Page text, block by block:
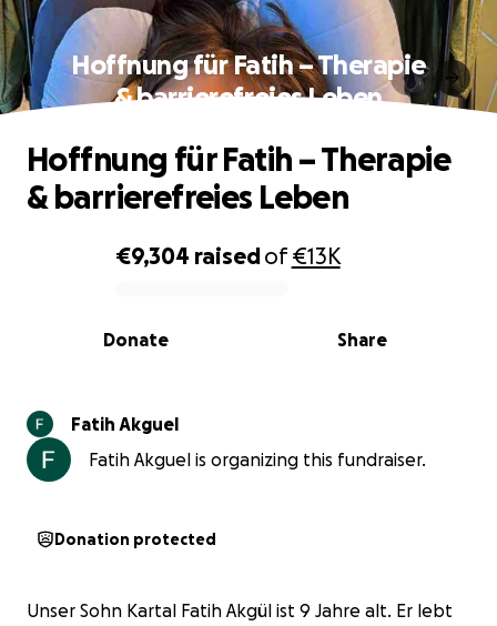
Hoffnung für Fatih – Therapie
& barrierefreies Leben
0% complete
€9,304 raisedof€13K
Share
Donate
Hoffnung für Fatih – Therapie
& barrierefreies Leben
Fatih Akguel
Fatih Akguel is organizing this fundraiser.
Donation protected
Unser Sohn Kartal Fatih Akgül ist 9 Jahre alt. Er lebt